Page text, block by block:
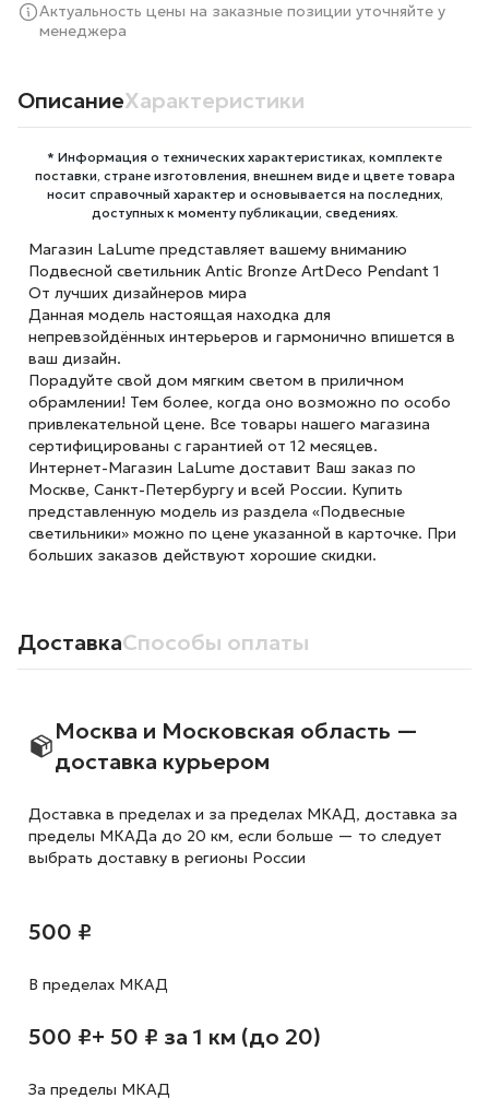
Актуальность цены на заказные позиции уточняйте у
менеджера
ОписаниеХарактеристики
* Информация о технических характеристиках, комплекте
поставки, стране изготовления, внешнем виде и цвете товара
носит справочный характер и основывается на последних,
доступных к моменту публикации, сведениях.
Магазин LaLume представляет вашему вниманию
Подвесной светильник Antic Bronze ArtDeco Pendant 1
От лучших дизайнеров мира
Данная модель настоящая находка для
непревзойдённых интерьеров и гармонично впишется в
ваш дизайн.
Порадуйте свой дом мягким светом в приличном
обрамлении! Тем более, когда оно возможно по особо
привлекательной цене. Все товары нашего магазина
сертифицированы с гарантией от 12 месяцев.
Интернет-Магазин LaLume доставит Ваш заказ по
Москве, Санкт-Петербургу и всей России. Купить
представленную модель из раздела «Подвесные
светильники» можно по цене указанной в карточке. При
больших заказов действуют хорошие скидки.
ДоставкаСпособы оплаты
Москва и Московская область —
доставка курьером
Доставка в пределах и за пределах МКАД, доставка за
пределы МКАДа до 20 км, если больше — то следует
выбрать доставку в регионы России
500 ₽
В пределах МКАД
500 ₽+ 50 ₽ за 1 км (до 20)
За пределы МКАД